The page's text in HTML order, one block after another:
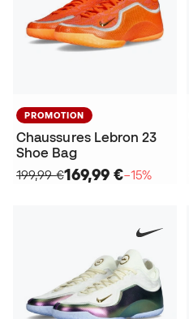
PROMOTION
Chaussures Lebron 23
Shoe Bag
199,99 €169,99 €−15%